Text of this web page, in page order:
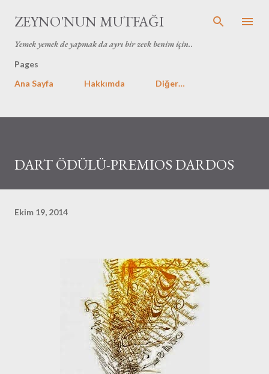
Ana içeriğe atla
ZEYNO'NUN MUTFAĞI
Yemek yemek de yapmak da ayrı bir zevk benim için..
Pages
Ana Sayfa
Hakkımda Diğer…
DART ÖDÜLÜ-PREMIOS DARDOS
Ekim 19, 2014